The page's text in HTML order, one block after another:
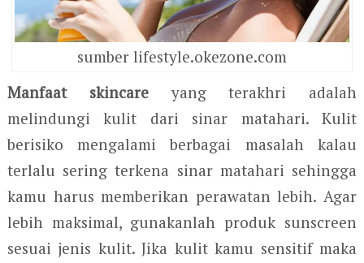
sumber lifestyle.okezone.com
Manfaat skincareyang terakhri adalah
melindungi kulit dari sinar matahari. Kulit
berisiko mengalami berbagai masalah kalau
terlalu sering terkena sinar matahari sehingga
kamu harus memberikan perawatan lebih. Agar
lebih maksimal, gunakanlah produk sunscreen
sesuai jenis kulit. Jika kulit kamu sensitif maka